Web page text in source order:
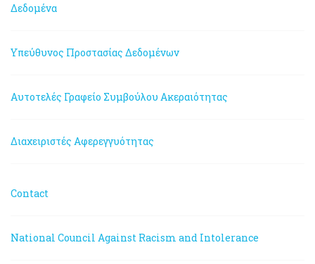
Δεδομένα
Υπεύθυνος Προστασίας Δεδομένων
Αυτοτελές Γραφείο Συμβούλου Ακεραιότητας
Διαχειριστές Αφερεγγυότητας
Contact
National Council Against Racism and Intolerance